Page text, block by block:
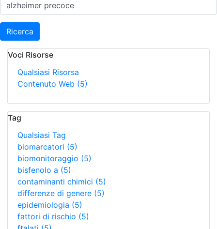
Ricerca
Voci Risorse
Qualsiasi Risorsa
Contenuto Web (5)
Tag
Qualsiasi Tag
biomarcatori (5)
biomonitoraggio (5)
bisfenolo a (5)
contaminanti chimici (5)
differenze di genere (5)
epidemiologia (5)
fattori di rischio (5)